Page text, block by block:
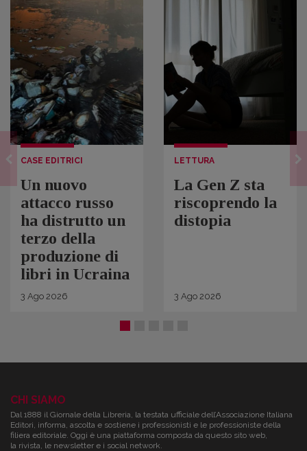
CASE EDITRICI
Un nuovo
attacco russo
ha distrutto un
terzo della
produzione di
libri in Ucraina
3 Ago 2026
LETTURA
La Gen Z sta
riscoprendo la
distopia
3 Ago 2026
CHI SIAMO
Dal 1888 il Giornale della Libreria, la testata ufficiale dell’Associazione Italiana
Editori, informa, ascolta e sostiene i professionisti e le professioniste della
filiera editoriale. Oggi è una piattaforma composta da questo sito web,
la rivista, le newsletter e i social network.